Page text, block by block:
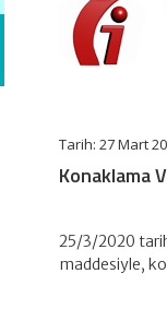
Tarih: 27 Mart
Konaklama
25/3/2020
maddesiyle,